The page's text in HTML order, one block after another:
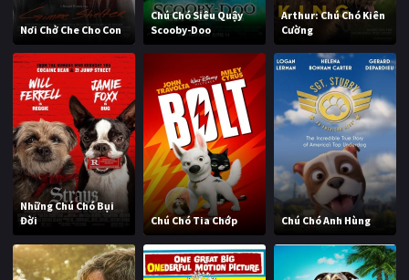
Nơi Chở Che Cho Con
Chú Chó Siêu Quậy
Scooby-Doo
Arthur: Chú Chó Kiên
Cường
Những Chú Chó Bụi
Đời
Chú Chó Tia Chớp Chú Chó Anh Hùng